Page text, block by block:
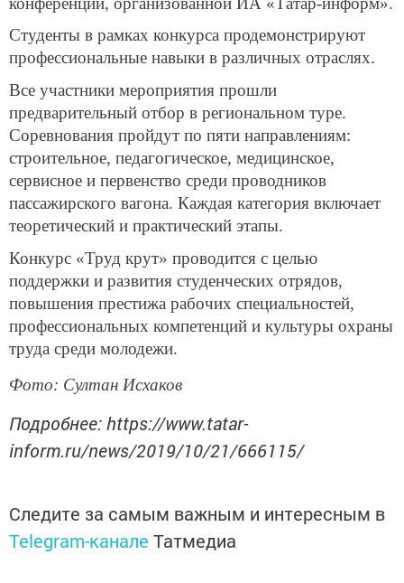
Студенты в рамках конкурса продемонстрируют
профессиональные навыки в различных отраслях.
Все участники мероприятия прошли
предварительный отбор в региональном туре.
Соревнования пройдут по пяти направлениям:
строительное, педагогическое, медицинское,
сервисное и первенство среди проводников
пассажирского вагона. Каждая категория включает
теоретический и практический этапы.
Конкурс «Труд крут» проводится с целью
поддержки и развития студенческих отрядов,
повышения престижа рабочих специальностей,
профессиональных компетенций и культуры охраны
труда среди молодежи.
Фото: Султан Исхаков
Подробнее: https://www.tatar-
inform.ru/news/2019/10/21/666115/
Следите за самым важным и интересным в
Telegram-канале Татмедиа